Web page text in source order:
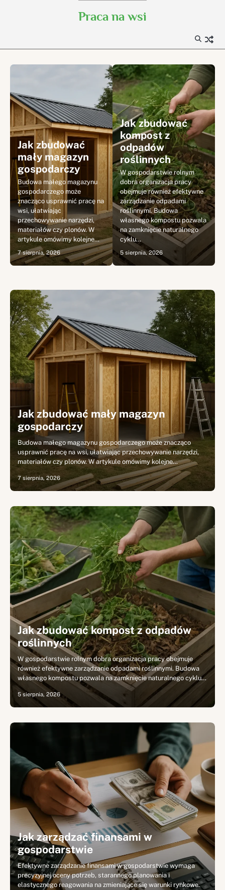
Praca na wsi
Jak zbudować
mały magazyn
gospodarczy
Budowa małego magazynu
gospodarczego może
znacząco usprawnić pracę na
wsi, ułatwiając
przechowywanie narzędzi,
materiałów czy plonów. W
artykule omówimy kolejne…
7 sierpnia, 2026
Jak zbudować
kompost z
odpadów
roślinnych
W gospodarstwie rolnym
dobra organizacja pracy
obejmuje również efektywne
zarządzanie odpadami
roślinnymi. Budowa
własnego kompostu pozwala
na zamknięcie naturalnego
cyklu…
5 sierpnia, 2026
Jak zbudować mały magazyn
gospodarczy
Budowa małego magazynu gospodarczego może znacząco
usprawnić pracę na wsi, ułatwiając przechowywanie narzędzi,
materiałów czy plonów. W artykule omówimy kolejne…
7 sierpnia, 2026
Jak zbudować kompost z odpadów
roślinnych
W gospodarstwie rolnym dobra organizacja pracy obejmuje
również efektywne zarządzanie odpadami roślinnymi. Budowa
własnego kompostu pozwala na zamknięcie naturalnego cyklu…
5 sierpnia, 2026
Jak zarządzać finansami w
gospodarstwie
Efektywne zarządzanie finansami w gospodarstwie wymaga
precyzyjnej oceny potrzeb, starannego planowania i
elastycznego reagowania na zmieniające się warunki rynkowe.